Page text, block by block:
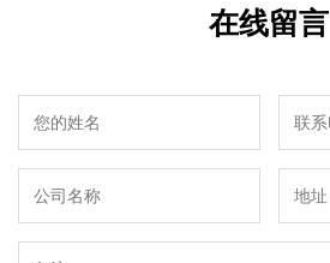
在线留言